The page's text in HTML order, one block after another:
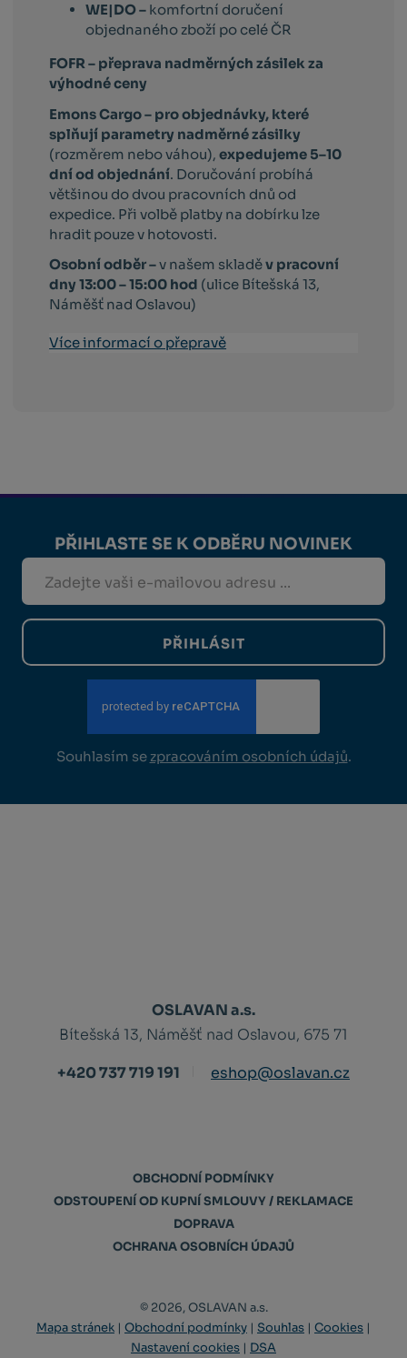
WE|DO – komfortní doručení
objednaného zboží po celé ČR
FOFR – přeprava nadměrných zásilek za
výhodné ceny
Emons Cargo – pro objednávky, které
splňují parametry nadměrné zásilky
(rozměrem nebo váhou),expedujeme 5–10
dní od objednání. Doručování probíhá
většinou do dvou pracovních dnů od
expedice. Při volbě platby na dobírku lze
hradit pouze v hotovosti.
Osobní odběr –v našem skladěv pracovní
dny 13:00 – 15:00 hod (ulice Bítešská 13,
Náměšť nad Oslavou)
Více informací o přepravě
PŘIHLASTE SE K ODBĚRU NOVINEK
PŘIHLÁSIT
Souhlasím se zpracováním osobních údajů.
OSLAVAN a.s.
Bítešská 13, Náměšť nad Oslavou, 675 71
+420 737 719 191
eshop@oslavan.cz
OBCHODNÍ PODMÍNKY
ODSTOUPENÍ OD KUPNÍ SMLOUVY / REKLAMACE
DOPRAVA
OCHRANA OSOBNÍCH ÚDAJŮ
© 2026, OSLAVAN a.s.
Mapa stránek | Obchodní podmínky | Souhlas | Cookies |
Nastavení cookies | DSA